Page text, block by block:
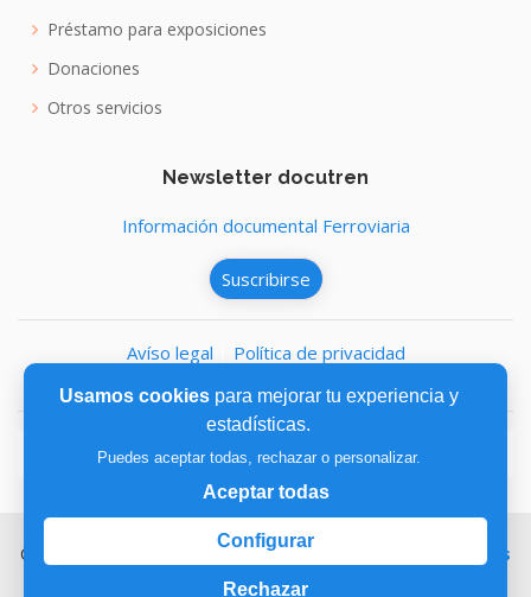
Usamos cookiespara mejorar tu experiencia y
estadísticas.
Puedes aceptar todas, rechazar o personalizar.
Aceptar todas
Configurar
Rechazar
Préstamo para exposiciones
Donaciones
Otros servicios
Newsletter docutren
Información documental Ferroviaria
Suscribirse
Avíso legal
Política de privacidad
Copyright © 2026, Fundación de los Ferrocarriles Españoles